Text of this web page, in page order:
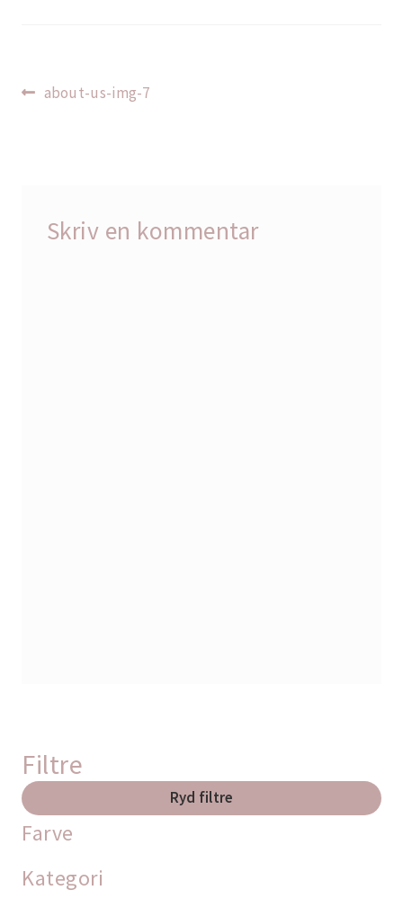
Indlægsnavigation
Forrige
about-us-img-7
Skriv en kommentar
Filtre
Ryd filtre
Farve
Kategori